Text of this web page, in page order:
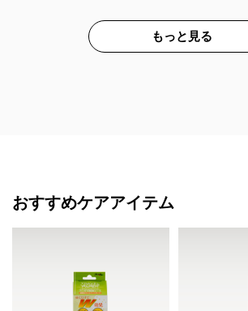
もっと見る
おすすめケアアイテム